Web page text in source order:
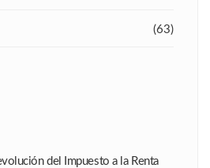
(63)
del Impuesto a la Renta